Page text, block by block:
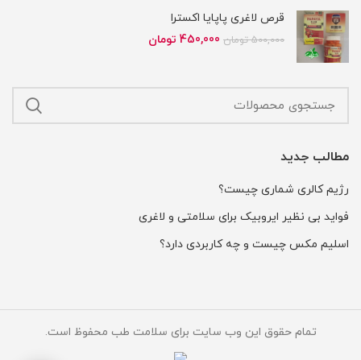
قرص لاغری پاپایا اکسترا
500,000 تومان قیمت
بود.
450,000 تومان
است.
مطالب جدید
رژیم کالری شماری چیست؟
فواید بی نظیر ایروبیک برای سلامتی و لاغری
اسلیم مکس چیست و چه کاربردی دارد؟
تمام حقوق این وب سایت برای سلامت طب محفوظ است.